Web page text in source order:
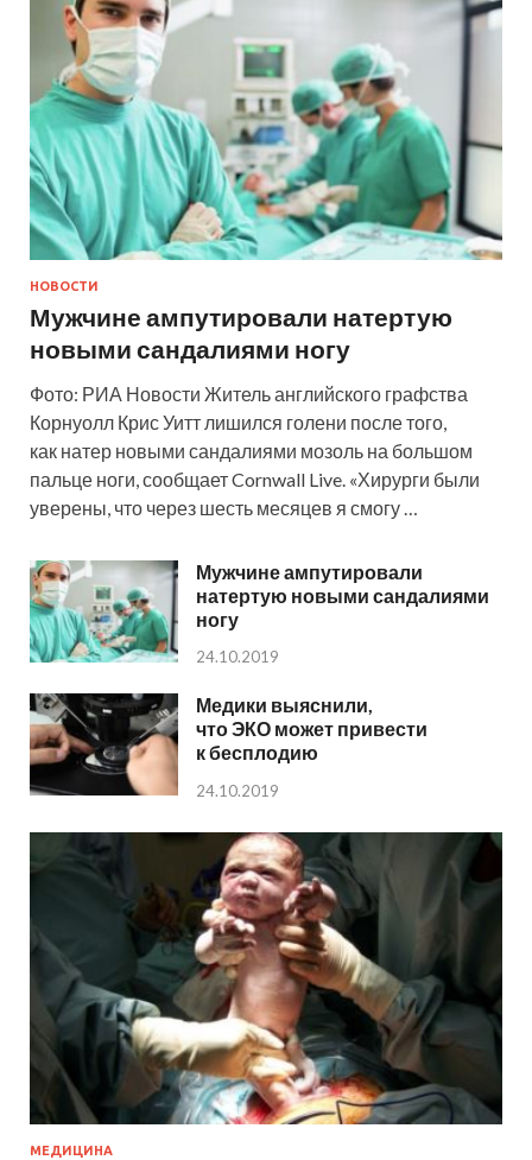
НОВОСТИ
Мужчине ампутировали натертую
новыми сандалиями ногу
Фото: РИА Новости Житель английского графства
Корнуолл Крис Уитт лишился голени после того,
как натер новыми сандалиями мозоль на большом
пальце ноги, сообщает Cornwall Live. «Хирурги были
уверены, что через шесть месяцев я смогу …
Мужчине ампутировали
натертую новыми сандалиями
ногу
24.10.2019
Медики выяснили,
что ЭКО может привести
к бесплодию
24.10.2019
МЕДИЦИНА